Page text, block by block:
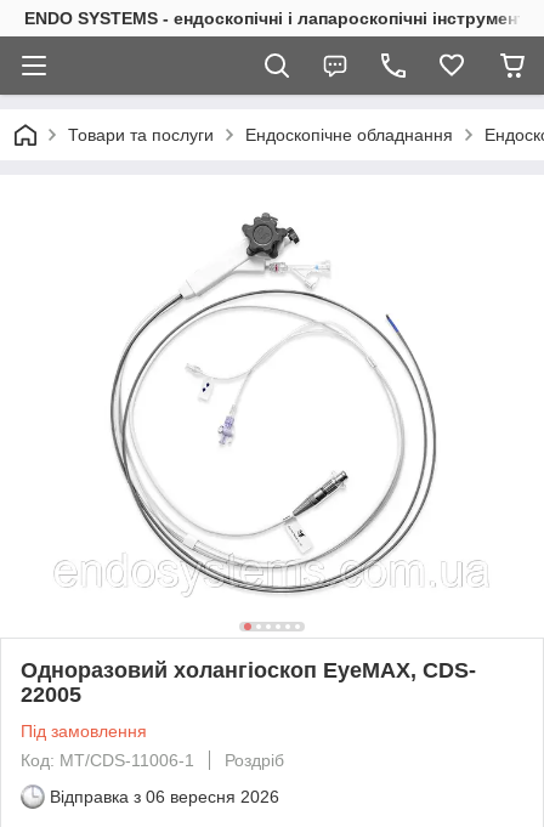
ENDO SYSTEMS - ендоскопічні і лапароскопічні інструменти
Товари та послуги Ендоскопічне обладнання
Одноразовий холангіоскоп EyeMAX, CDS-
22005
Під замовлення
Код: MT/CDS-11006-1
Роздріб
Відправка з 06 вересня 2026